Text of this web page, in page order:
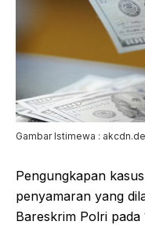
Gambar Istimewa :
Pengungkapan
penyamaran yang
Bareskrim Polri